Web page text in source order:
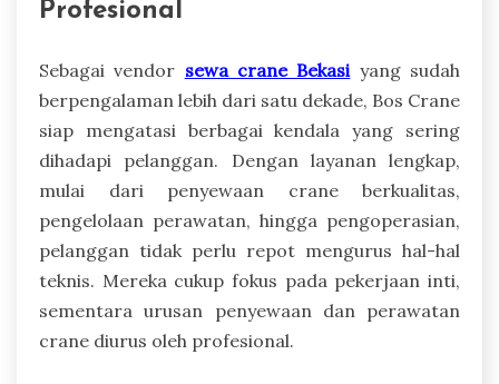
Profesional
Sebagai vendor sewa crane Bekasiyang sudah
berpengalaman lebih dari satu dekade, Bos Crane
siap mengatasi berbagai kendala yang sering
dihadapi pelanggan. Dengan layanan lengkap,
mulai dari penyewaan crane berkualitas,
pengelolaan perawatan, hingga pengoperasian,
pelanggan tidak perlu repot mengurus hal-hal
teknis. Mereka cukup fokus pada pekerjaan inti,
sementara urusan penyewaan dan perawatan
crane diurus oleh profesional.